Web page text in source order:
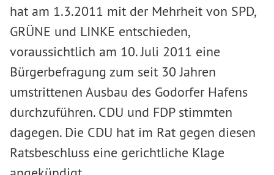
hat am 1.3.2011 mit der Mehrheit von SPD,
GRÜNE und LINKE entschieden,
voraussichtlich am 10. Juli 2011 eine
Bürgerbefragung zum seit 30 Jahren
umstrittenen Ausbau des Godorfer Hafens
durchzuführen. CDU und FDP stimmten
dagegen. Die CDU hat im Rat gegen diesen
Ratsbeschluss eine gerichtliche Klage